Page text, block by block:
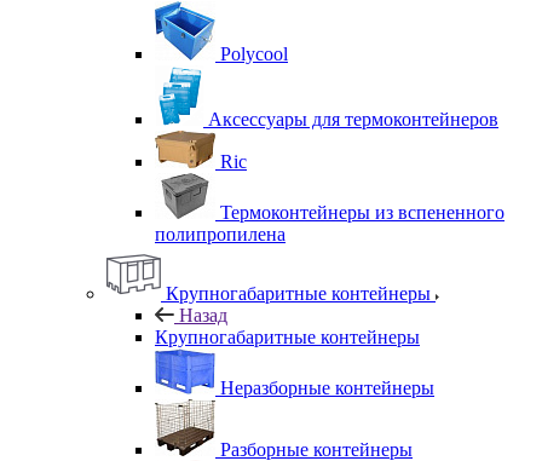
Polycool
Аксессуары для термоконтейнеров
Ric
Термоконтейнеры из вспененного
полипропилена
Крупногабаритные контейнеры
Назад
Крупногабаритные контейнеры
Неразборные контейнеры
Разборные контейнеры